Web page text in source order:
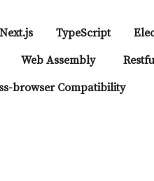
Next.js TypeScript
Web Assembly
browser Compatibility